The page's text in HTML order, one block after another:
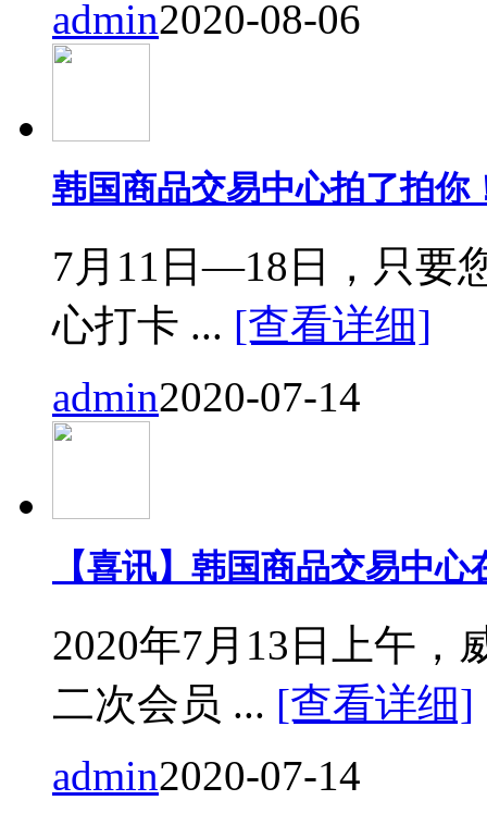
admin2020-08-06
韩国商品交易中心拍了拍你
7月11日—18日，只要
心打卡 ... [查看详细]
admin2020-07-14
【喜讯】韩国商品交易中
2020年7月13日上午，
二次会员 ... [查看详细]
admin2020-07-14